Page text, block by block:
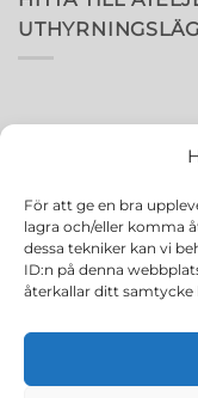
För att ge en bra
lagra och/eller komma
dessa tekniker kan vi
ID:n på denna
återkallar ditt samtycke